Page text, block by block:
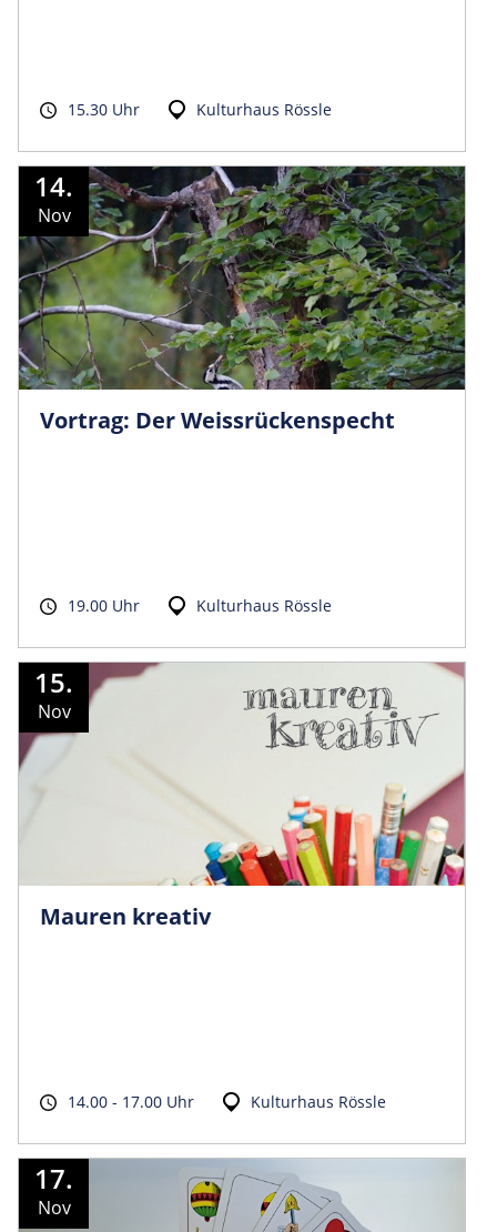
15.30 Uhr Kulturhaus Rössle
14.
Nov
Vortrag: Der Weissrückenspecht
19.00 Uhr Kulturhaus Rössle
15.
Nov
Mauren kreativ
14.00 - 17.00 Uhr Kulturhaus Rössle
17.
Nov